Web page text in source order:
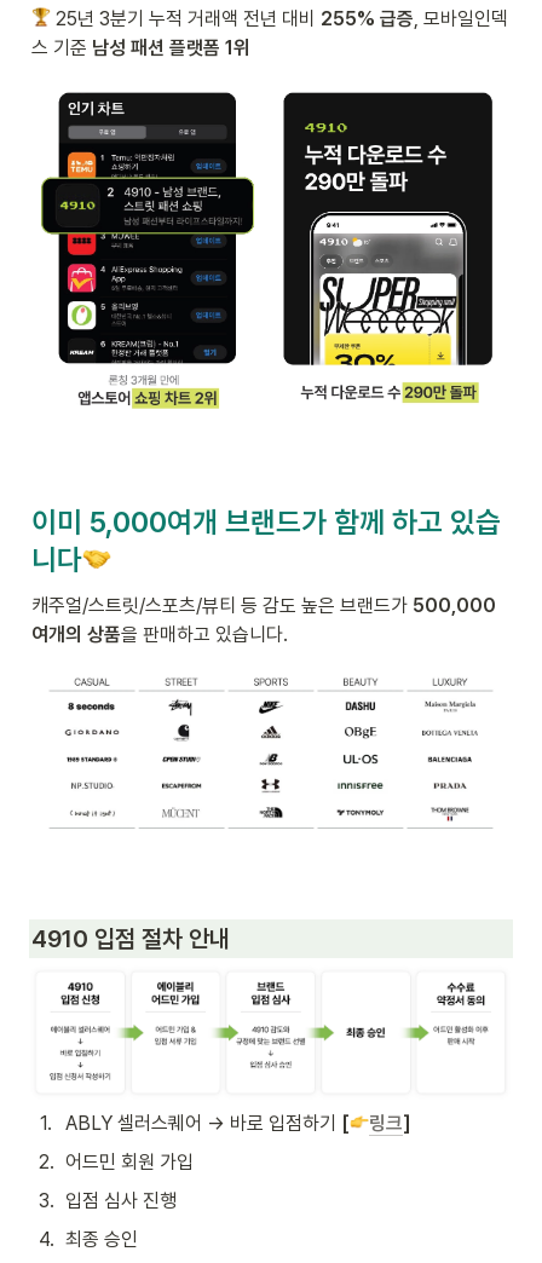
25년 3분기 누적 거래액 전년 대비 255% 급증, 모바일인덱
스 기준 남성 패션 플랫폼 1위
이미 5,000여개 브랜드가 함께 하고 있습
니다
캐주얼/스트릿/스포츠/뷰티 등 감도 높은 브랜드가 500,000
여개의 상품을 판매하고 있습니다.
4910 입점 절차 안내
1. ABLY 셀러스퀘어 → 바로 입점하기 [ 링크]
2. 어드민 회원 가입
3. 입점 심사 진행
4. 최종 승인